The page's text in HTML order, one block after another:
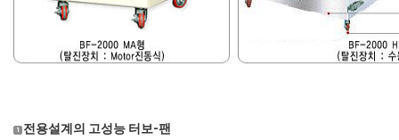
전용설계의 고성능 터보-팬